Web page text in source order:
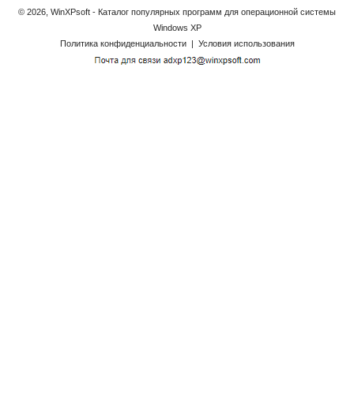
© 2026, WinXPsoft - Каталог популярных программ для операционной системы
Windows XP
Политика конфиденциальности
| Условия использования